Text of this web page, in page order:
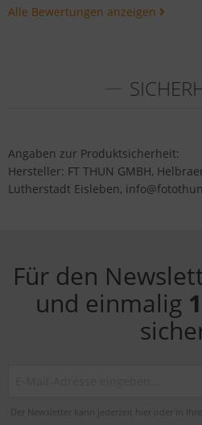
Alle Bewertungen anzeigen
Angaben zur Produktsicherheit:
Hersteller: FT THUN GMBH,
Lutherstadt Eisleben,
Für den
und einmalig
Der Newsletter kann jederzeit hier oder in